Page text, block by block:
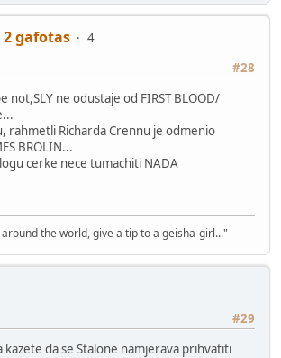
gafotas
4
#28
not,SLY ne odustaje od FIRST BLOOD/
rahmetli Richarda Crennu je odmenio
BROLIN...
cerke nece tumachiti NADA
the world, give a tip to a geisha-girl..."
#29
kazete da se Stalone namjerava prihvatiti